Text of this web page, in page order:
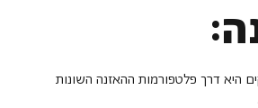
היא דרך פלטפורמות ההאזנה השונות